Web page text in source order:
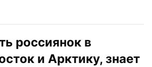
россиянок в
и Арктику, знает